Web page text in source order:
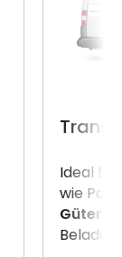
Ideal für
wie
Güter